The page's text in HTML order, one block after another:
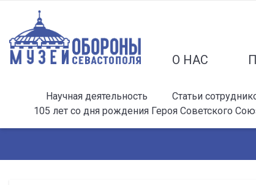
О НАС
Научная деятельность
Статьи
105 лет со дня рождения Героя Советского